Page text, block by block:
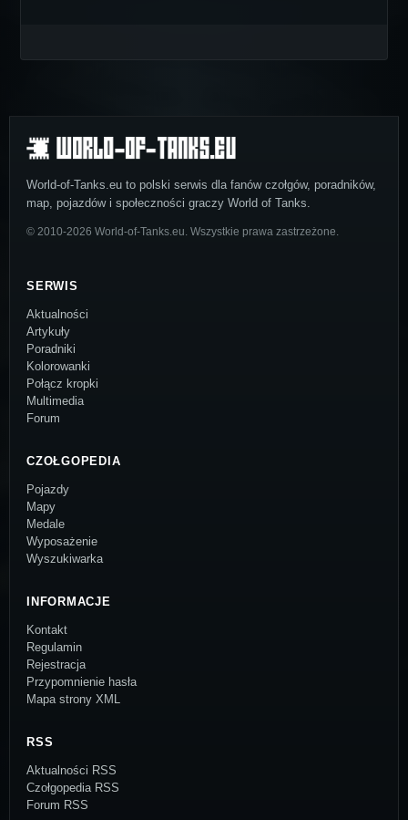
World-of-Tanks.eu to polski serwis dla fanów czołgów, poradników,
map, pojazdów i społeczności graczy World of Tanks.
© 2010-2026 World-of-Tanks.eu. Wszystkie prawa zastrzeżone.
SERWIS
Aktualności
Artykuły
Poradniki
Kolorowanki
Połącz kropki
Multimedia
Forum
CZOŁGOPEDIA
Pojazdy
Mapy
Medale
Wyposażenie
Wyszukiwarka
INFORMACJE
Kontakt
Regulamin
Rejestracja
Przypomnienie hasła
Mapa strony XML
RSS
Aktualności RSS
Czołgopedia RSS
Forum RSS